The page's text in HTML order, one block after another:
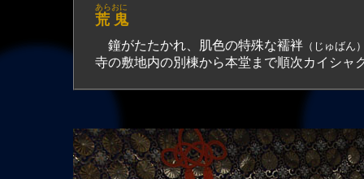
荒 鬼
あらおに
鐘がたたかれ、肌色の特殊な襦袢（じゅばん
寺の敷地内の別棟から本堂まで順次カイシャ